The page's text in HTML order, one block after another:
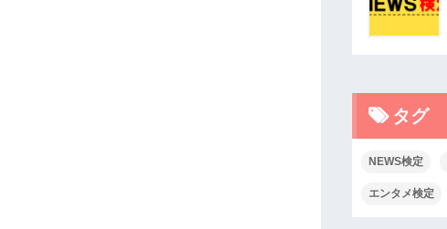
タグ
NEWS検定
エンタメ検定